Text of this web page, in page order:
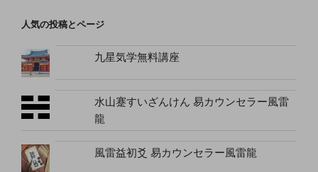
人気の投稿とページ
九星気学無料講座
水山蹇すいざんけん 易カウンセラー風雷
龍
風雷益初爻 易カウンセラー風雷龍